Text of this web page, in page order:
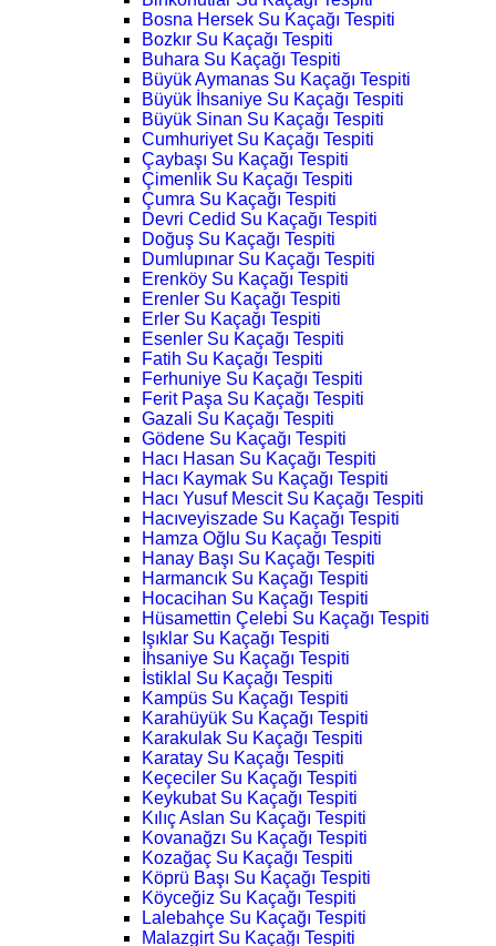
Bosna Hersek Su Kaçağı Tespiti
Bozkır Su Kaçağı Tespiti
Buhara Su Kaçağı Tespiti
Büyük Aymanas Su Kaçağı Tespiti
Büyük İhsaniye Su Kaçağı Tespiti
Büyük Sinan Su Kaçağı Tespiti
Cumhuriyet Su Kaçağı Tespiti
Çaybaşı Su Kaçağı Tespiti
Çimenlik Su Kaçağı Tespiti
Çumra Su Kaçağı Tespiti
Devri Cedid Su Kaçağı Tespiti
Doğuş Su Kaçağı Tespiti
Dumlupınar Su Kaçağı Tespiti
Erenköy Su Kaçağı Tespiti
Erenler Su Kaçağı Tespiti
Erler Su Kaçağı Tespiti
Esenler Su Kaçağı Tespiti
Fatih Su Kaçağı Tespiti
Ferhuniye Su Kaçağı Tespiti
Ferit Paşa Su Kaçağı Tespiti
Gazali Su Kaçağı Tespiti
Gödene Su Kaçağı Tespiti
Hacı Hasan Su Kaçağı Tespiti
Hacı Kaymak Su Kaçağı Tespiti
Hacı Yusuf Mescit Su Kaçağı Tespiti
Hacıveyiszade Su Kaçağı Tespiti
Hamza Oğlu Su Kaçağı Tespiti
Hanay Başı Su Kaçağı Tespiti
Harmancık Su Kaçağı Tespiti
Hocacihan Su Kaçağı Tespiti
Hüsamettin Çelebi Su Kaçağı Tespiti
Işıklar Su Kaçağı Tespiti
İhsaniye Su Kaçağı Tespiti
İstiklal Su Kaçağı Tespiti
Kampüs Su Kaçağı Tespiti
Karahüyük Su Kaçağı Tespiti
Karakulak Su Kaçağı Tespiti
Karatay Su Kaçağı Tespiti
Keçeciler Su Kaçağı Tespiti
Keykubat Su Kaçağı Tespiti
Kılıç Aslan Su Kaçağı Tespiti
Kovanağzı Su Kaçağı Tespiti
Kozağaç Su Kaçağı Tespiti
Köprü Başı Su Kaçağı Tespiti
Köyceğiz Su Kaçağı Tespiti
Lalebahçe Su Kaçağı Tespiti
Malazgirt Su Kaçağı Tespiti